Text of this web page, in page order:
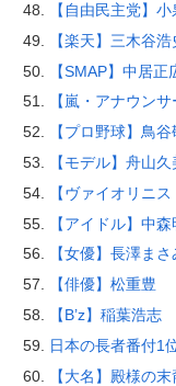
【自由民主党】
【楽天】三木谷浩
【SMAP】中居正
【嵐・アナウン
【プロ野球】鳥谷
【モデル】舟山
【ヴァイオリニ
【アイドル】中
【女優】長澤まさ
【俳優】松重豊
【B’z】稲葉浩志
日本の長者番付1
【大名】殿様の